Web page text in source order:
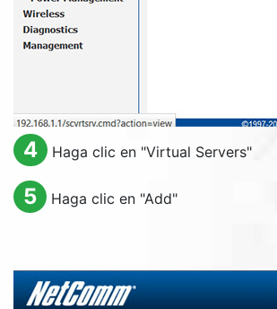
4 Haga clic en "Virtual Servers"
5 Haga clic en "Add"